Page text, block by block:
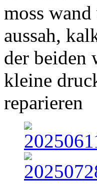
moss
aussah,
der beiden
kleine
reparieren